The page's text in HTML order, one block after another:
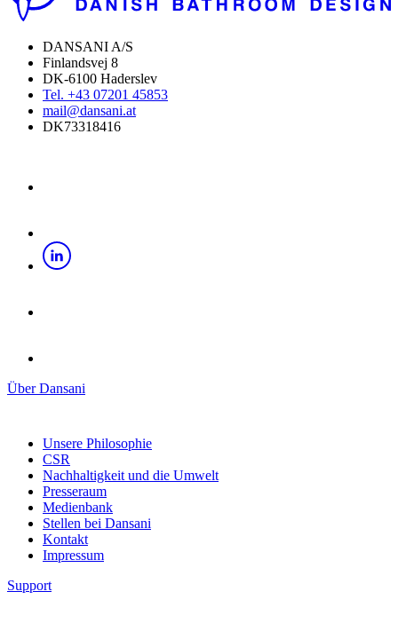
DANSANI A/S
Finlandsvej 8
DK-6100 Haderslev
Tel. +43 07201 45853
mail@dansani.at
DK73318416
Über Dansani
Unsere Philosophie
CSR
Nachhaltigkeit und die Umwelt
Presseraum
Medienbank
Stellen bei Dansani
Kontakt
Impressum
Support